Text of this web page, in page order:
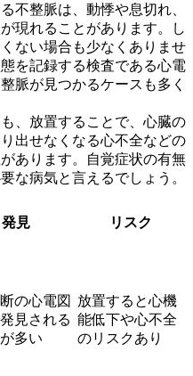
不整脈は、 動悸や息切れ、
現れる ことがあります。し
ない場合も少なくありませ
を記録する検査である心電
脈が見つかるケースも多く
、放置することで、 心臓の
出せなくなる心不全などの
があります。自覚症状の有無
な病気と言えるでしょう。
発見 リスク
の心電図
見される
多い
放置すると心機
能低下や心不全
のリスクあり